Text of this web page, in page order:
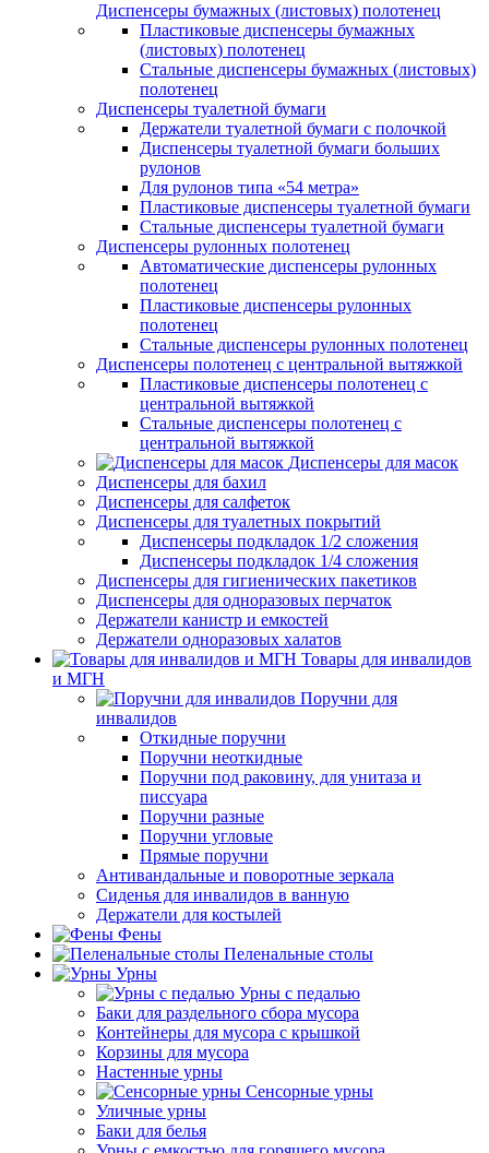
Диспенсеры бумажных (листовых) полотенец
Пластиковые диспенсеры бумажных
(листовых) полотенец
Стальные диспенсеры бумажных (листовых)
полотенец
Диспенсеры туалетной бумаги
Держатели туалетной бумаги с полочкой
Диспенсеры туалетной бумаги больших
рулонов
Для рулонов типа «54 метра»
Пластиковые диспенсеры туалетной бумаги
Стальные диспенсеры туалетной бумаги
Диспенсеры рулонных полотенец
Автоматические диспенсеры рулонных
полотенец
Пластиковые диспенсеры рулонных
полотенец
Стальные диспенсеры рулонных полотенец
Диспенсеры полотенец с центральной вытяжкой
Пластиковые диспенсеры полотенец с
центральной вытяжкой
Стальные диспенсеры полотенец с
центральной вытяжкой
Диспенсеры для масок
Диспенсеры для бахил
Диспенсеры для салфеток
Диспенсеры для туалетных покрытий
Диспенсеры подкладок 1/2 сложения
Диспенсеры подкладок 1/4 сложения
Диспенсеры для гигиенических пакетиков
Диспенсеры для одноразовых перчаток
Держатели канистр и емкостей
Держатели одноразовых халатов
Товары для инвалидов
и МГН
Поручни для
инвалидов
Откидные поручни
Поручни неоткидные
Поручни под раковину, для унитаза и
писсуара
Поручни разные
Поручни угловые
Прямые поручни
Антивандальные и поворотные зеркала
Сиденья для инвалидов в ванную
Держатели для костылей
Фены
Пеленальные столы
Урны
Урны с педалью
Баки для раздельного сбора мусора
Контейнеры для мусора с крышкой
Корзины для мусора
Настенные урны
Сенсорные урны
Уличные урны
Баки для белья